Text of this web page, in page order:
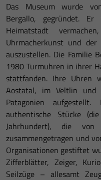
Das Museum wurde
Bergallo, gegründet.
Heimatstadt
Uhrmacherkunst und
auszustellen. Die Familie
1980 Turmuhren in ihrer
stattfanden. Ihre Uhren
Aostatal, im Veltlin
Patagonien
authentische Stücke
Jahrhundert), die
zusammengetragen und
Organisationen gestiftet
Zifferblätter, Zeiger,
Seilzüge – allesamt